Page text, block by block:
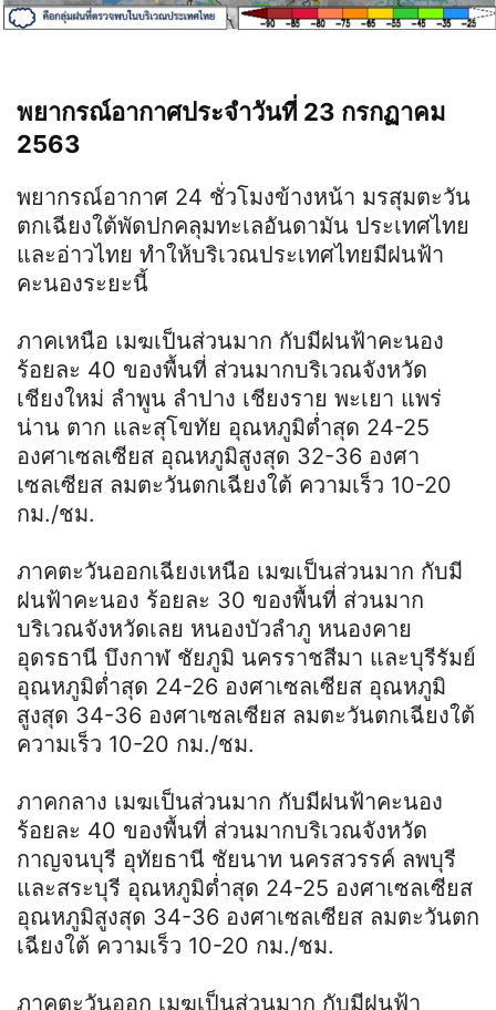
พยากรณ์อากาศประจำวันที่ 23 กรกฏาคม
2563
พยากรณ์อากาศ 24 ชั่วโมงข้างหน้า มรสุมตะวัน
ตกเฉียงใต้พัดปกคลุมทะเลอันดามัน ประเทศไทย
และอ่าวไทย ทำให้บริเวณประเทศไทยมีฝนฟ้า
คะนองระยะนี้
ภาคเหนือ เมฆเป็นส่วนมาก กับมีฝนฟ้าคะนอง
ร้อยละ 40 ของพื้นที่ ส่วนมากบริเวณจังหวัด
เชียงใหม่ ลำพูน ลำปาง เชียงราย พะเยา แพร่
น่าน ตาก และสุโขทัย อุณหภูมิต่ำสุด 24-25
องศาเซลเซียส อุณหภูมิสูงสุด 32-36 องศา
เซลเซียส ลมตะวันตกเฉียงใต้ ความเร็ว 10-20
กม./ชม.
ภาคตะวันออกเฉียงเหนือ เมฆเป็นส่วนมาก กับมี
ฝนฟ้าคะนอง ร้อยละ 30 ของพื้นที่ ส่วนมาก
บริเวณจังหวัดเลย หนองบัวลำภู หนองคาย
อุดรธานี บึงกาฬ ชัยภูมิ นครราชสีมา และบุรีรัมย์
อุณหภูมิต่ำสุด 24-26 องศาเซลเซียส อุณหภูมิ
สูงสุด 34-36 องศาเซลเซียส ลมตะวันตกเฉียงใต้
ความเร็ว 10-20 กม./ชม.
ภาคกลาง เมฆเป็นส่วนมาก กับมีฝนฟ้าคะนอง
ร้อยละ 40 ของพื้นที่ ส่วนมากบริเวณจังหวัด
กาญจนบุรี อุทัยธานี ชัยนาท นครสวรรค์ ลพบุรี
และสระบุรี อุณหภูมิต่ำสุด 24-25 องศาเซลเซียส
อุณหภูมิสูงสุด 34-36 องศาเซลเซียส ลมตะวันตก
เฉียงใต้ ความเร็ว 10-20 กม./ชม.
ภาคตะวันออก เมฆเป็นส่วนมาก กับมีฝนฟ้า